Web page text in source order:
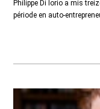
Philippe Di Iorio a mis
période en auto-